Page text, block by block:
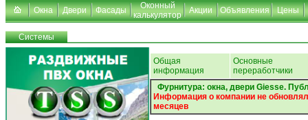
Окна Двери Фасады
Оконный
калькулятор
Акции Объявления Цены
Системы
Общая
информация
Основные
переработчики
Фурнитура: окна, двери Giesse.
Информация о компании не
месяцев